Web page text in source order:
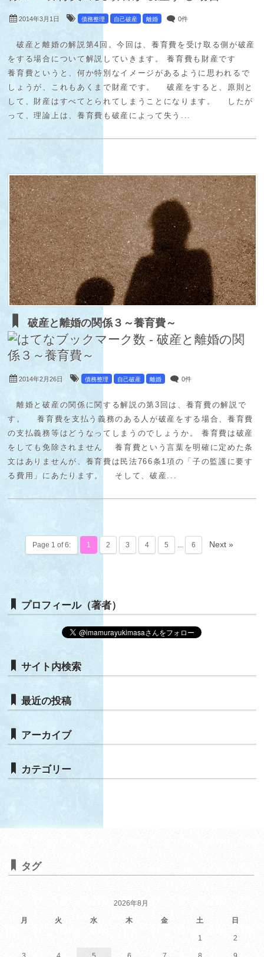
2014年3月1日 債務整理 自己破産 離婚 0件
破産と離婚の解説第4回。今回は、養育費を受け取る側が破産
をする場合について解説していきます。 養育費も財産です
養育費というと、何か特別なイメージがあるように思われるで
しょうが、これもあくまで財産です。 破産をすると、原則と
して、財産はすべてとられてしまうことになります。 したが
って、理論上は、養育費も破産によって失う...
破産と離婚の関係３～養育費～
2014年2月26日 債務整理 自己破産 離婚 0件
離婚と破産の関係に関する解説の第3回は、養育費の解説で
す。 養育費を支払う義務のある人が破産をする場合、養育費
の支払義務等はどうなってしまうのでしょうか。 養育費は破産
をしても免除されません 養育費という言葉を明確に定めた条
文はありませんが、養育費は民法766条1項の「子の監護に要す
る費用」にあたります。 そして、破産...
Page 1 of 6: 1 2 3 4 5 ... 6 Next »
プロフィール（著者）
サイト内検索
最近の投稿
アーカイブ
カテゴリー
タグ
2026年8月
月 火 水 木 金 土 日
1 2